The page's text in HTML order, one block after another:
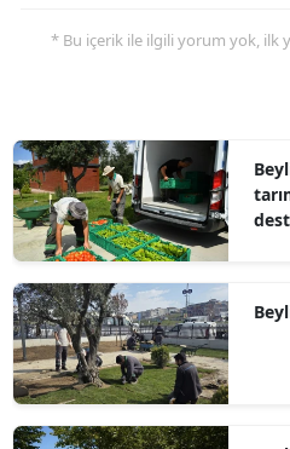
* Bu içerik ile ilgili yorum yok, ilk